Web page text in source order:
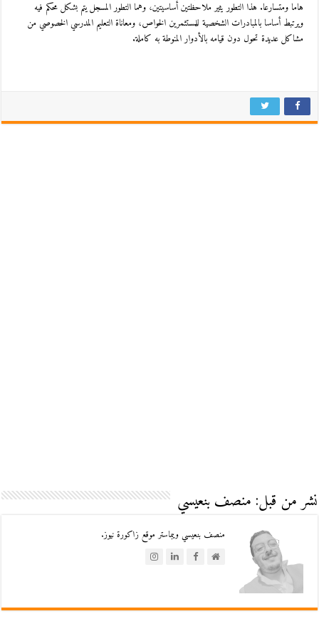
هاما ومتسارعا. هذا التطور يثير ملاحظتين أساسيتين، وهما التطور المسجل يتم بشكل محكم فيه
ويرتبط أساسا بالمبادرات الشخصية للمستثمرين الخواص، ومعاناة التعليم المدرسي الخصوصي من
مشاكل عديدة تحول دون قيامه بالأدوار المنوطة به كاملة.
نشر من قبل: منصف بنعيسي
منصف بنعيسي ويبماستر موقع زاكورة نيوز.